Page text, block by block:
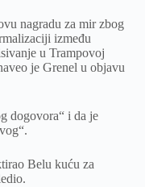
nagradu za mir zbog
između
u Trampovoj
je Grenel u objavu
dogovora“ i da je
Belu kuću za